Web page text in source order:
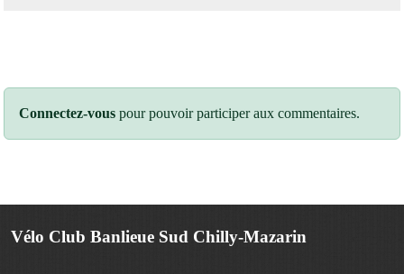
Connectez-vous pour pouvoir participer aux commentaires.
Vélo Club Banlieue Sud Chilly-Mazarin